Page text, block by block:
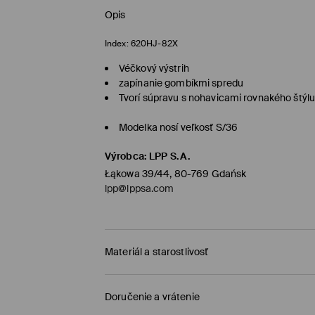
Opis
Index: 620HJ-82X
Véčkový výstrih
zapínanie gombíkmi spredu
Tvorí súpravu s nohavicami rovnakého štýlu
Modelka nosí veľkosť S/36
Výrobca: LPP S.A.
Łąkowa 39/44, 80-769 Gdańsk
lpp@lppsa.com
Materiál a starostlivosť
PRVÝ MATERIÁL
98% BAVLNA, 2% ELASTAN
PRVÁ PODŠÍVKA: 55% POLYESTER, 45% VISKÓZA
Doručenie a vrátenie